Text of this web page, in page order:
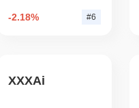
BITCOIN HACKERS
-2.18% #6
XXXAi